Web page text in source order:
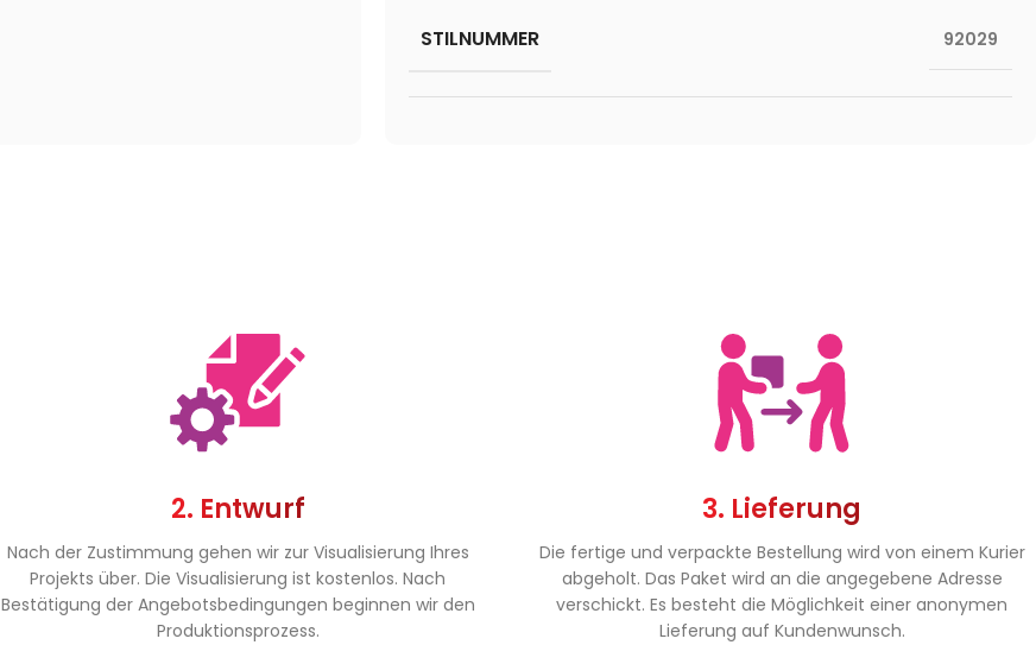
STILNUMMER 92029
2. Entwurf
Nach der Zustimmung gehen wir zur Visualisierung Ihres
Projekts über. Die Visualisierung ist kostenlos. Nach
Bestätigung der Angebotsbedingungen beginnen wir den
Produktionsprozess.
3. Lieferung
Die fertige und verpackte Bestellung wird von einem Kurier
abgeholt. Das Paket wird an die angegebene Adresse
verschickt. Es besteht die Möglichkeit einer anonymen
Lieferung auf Kundenwunsch.